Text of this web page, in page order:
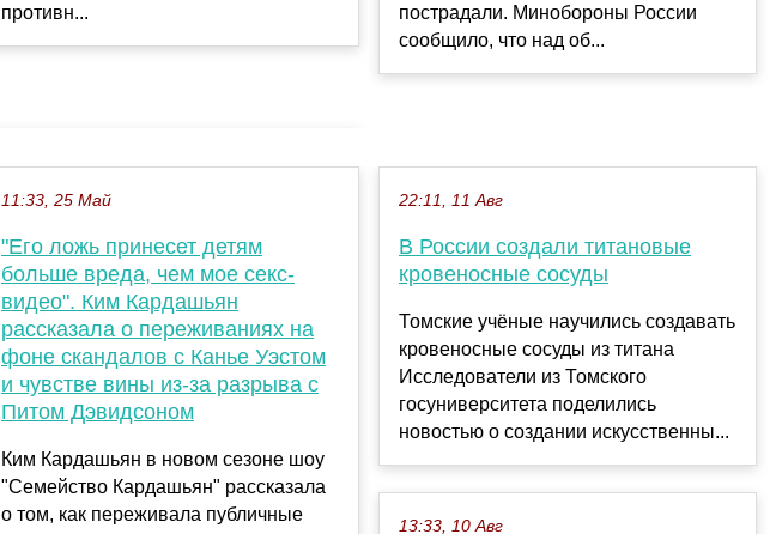
противн...
пострадали. Минобороны России
сообщило, что над об...
11:33, 25 Май
"Его ложь принесет детям
больше вреда, чем мое секс-
видео". Ким Кардашьян
рассказала о переживаниях на
фоне скандалов с Канье Уэстом
и чувстве вины из-за разрыва с
Питом Дэвидсоном
Ким Кардашьян в новом сезоне шоу
"Семейство Кардашьян" рассказала
о том, как переживала публичные
22:11, 11 Авг
В России создали титановые
кровеносные сосуды
Томские учёные научились создавать
кровеносные сосуды из титана
Исследователи из Томского
госуниверситета поделились
новостью о создании искусственны...
13:33, 10 Авг